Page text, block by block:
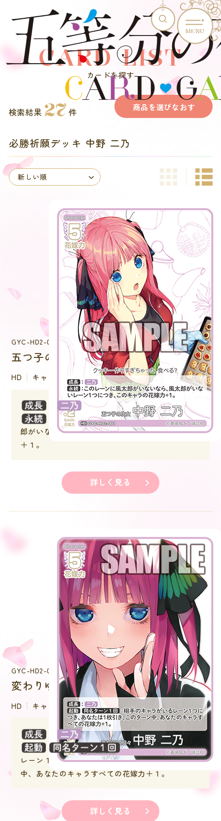
MENU
CARD LIST
カードを探す
検索結果 27 件 商品を選びなおす
必勝祈願デッキ 中野 二乃
GYC-HD2-001
五つ子の次女 中野 二乃
HD キャラクター
：このレーンに風太郎がいないなら、風太
郎がいないレーン１つにつき、このキャラの花嫁力
＋１。
詳しく見る
GYC-HD2-002
変わりゆく日々 中野 二乃
HD キャラクター
：相手のキャラがいる
レーン１つにつき、あなたは１枚引き、このターン
中、あなたのキャラすべての花嫁力＋１。
詳しく見る